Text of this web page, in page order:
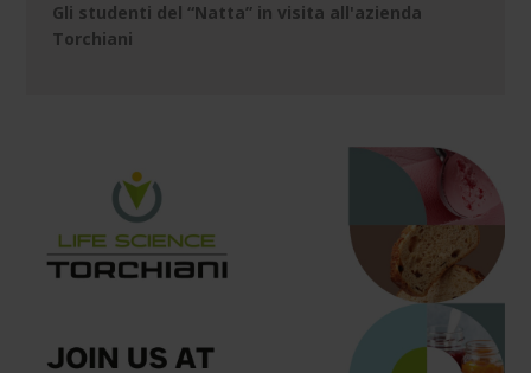
Gli studenti del “Natta” in visita all'azienda
Torchiani